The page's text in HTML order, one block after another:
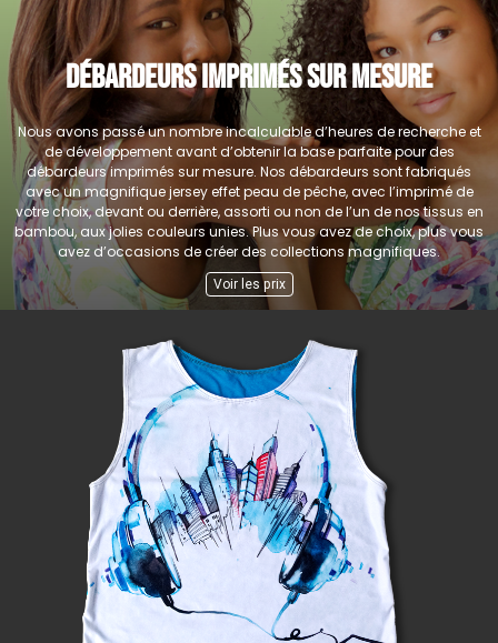
Débardeurs imprimés sur mesure
Nous avons passé un nombre incalculable d’heures de recherche et
de développement avant d’obtenir la base parfaite pour des
débardeurs imprimés sur mesure. Nos débardeurs sont fabriqués
avec un magnifique jersey effet peau de pêche, avec l’imprimé de
votre choix, devant ou derrière, assorti ou non de l’un de nos tissus en
bambou, aux jolies couleurs unies. Plus vous avez de choix, plus vous
avez d’occasions de créer des collections magnifiques.
Voir les prix